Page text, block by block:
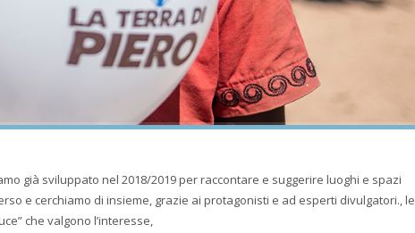
già sviluppato nel 2018/2019 per raccontare e suggerire luoghi e spazi
e cerchiamo di insieme, grazie ai protagonisti e ad esperti divulgatori., le
che valgono l’interesse,